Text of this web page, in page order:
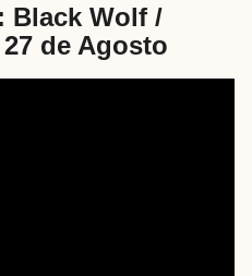
Black Wolf /
de Agosto